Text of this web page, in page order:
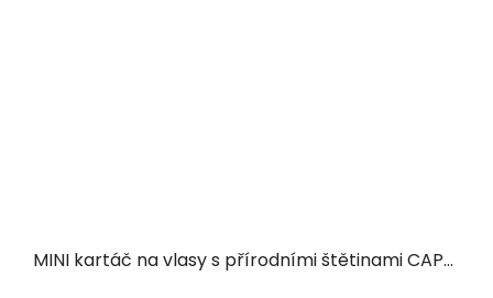
MINI kartáč na vlasy s přírodními štětinami CAPPUCCINO